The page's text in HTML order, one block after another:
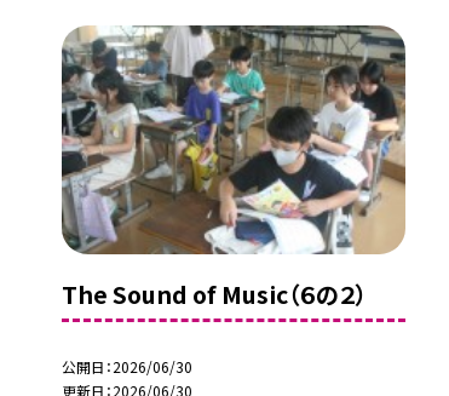
The Sound of Music（６の２）
公開日 2026/06/30
更新日 2026/06/30